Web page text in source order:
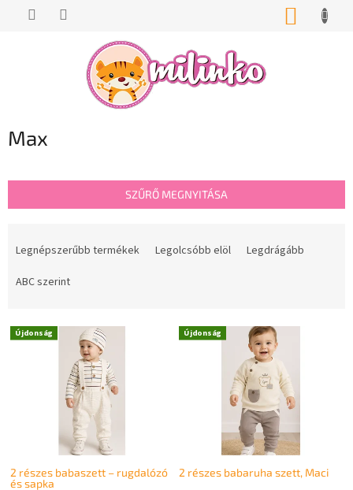
KOSÁR
Max
SZŰRŐ MEGNYITÁSA
m
e
é
Legnépszerűbb termékek Legolcsóbb elöl
Legdrágább
ABC szerint
T
l
Újdonság
2 részes babaszett – rugdalózó
és sapka
Újdonság
2 részes babaruha szett, Maci